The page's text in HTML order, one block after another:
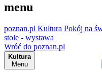
menu
poznan.pl Kultura Pokój na
stole - wystawa
Wróć do poznan.pl
Kultura
Menu